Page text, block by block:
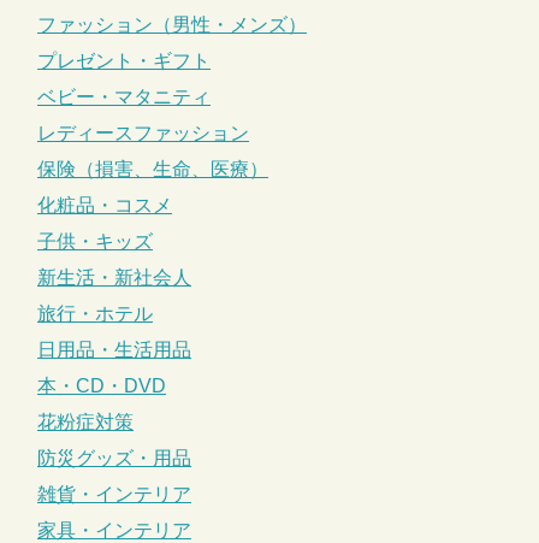
ファッション（男性・メンズ）
プレゼント・ギフト
ベビー・マタニティ
レディースファッション
保険（損害、生命、医療）
化粧品・コスメ
子供・キッズ
新生活・新社会人
旅行・ホテル
日用品・生活用品
本・CD・DVD
花粉症対策
防災グッズ・用品
雑貨・インテリア
家具・インテリア